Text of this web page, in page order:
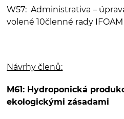
W57: Administrativa –
volené 10členné rady IFOAM
Návrhy členů:
M61: Hydroponická
ekologickými zásadami